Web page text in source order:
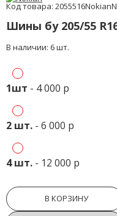
Код товара:
Шины бу 205/55
В наличии: 6 шт.
1шт - 4 000 р
2 шт. - 6 000 р
4 шт. - 12 000 р
В КОРЗИНУ